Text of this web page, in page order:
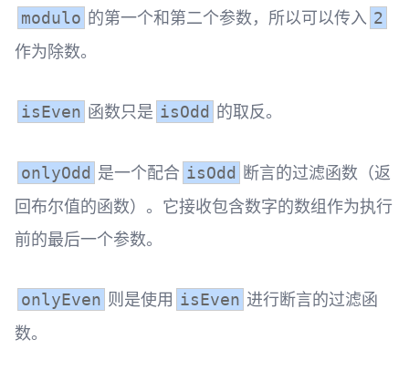
modulo 的第一个和第二个参数，所以可以传入 2
作为除数。
isEven 函数只是 isOdd 的取反。
onlyOdd 是一个配合 isOdd 断言的过滤函数（返
回布尔值的函数）。它接收包含数字的数组作为执行
前的最后一个参数。
onlyEven 则是使用 isEven 进行断言的过滤函
数。